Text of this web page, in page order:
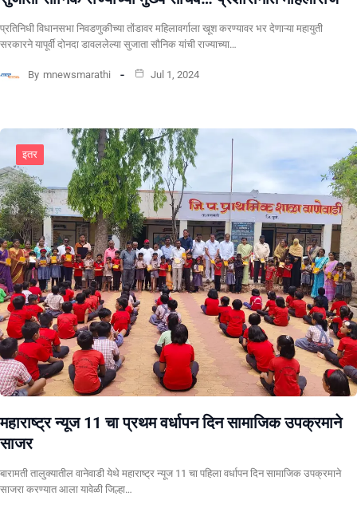
प्रतिनिधी विधानसभा निवडणुकीच्या तोंडावर महिलावर्गाला खूश करण्यावर भर देणाऱ्या महायुती
सरकारने यापूर्वी दोनदा डावललेल्या सुजाता सौनिक यांची राज्याच्या…
By mnewsmarathi Jul 1, 2024
इतर
महाराष्ट्र न्यूज 11 चा प्रथम वर्धापन दिन सामाजिक उपक्रमाने
साजर
बारामती तालुक्यातील वानेवाडी येथे महाराष्ट्र न्यूज 11 चा पहिला वर्धापन दिन सामाजिक उपक्रमाने
साजरा करण्यात आला यावेळी जिल्हा…